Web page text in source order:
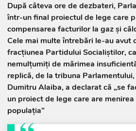
După câteva ore de dezbateri,
într-un final proiectul de lege care
compensarea facturilor la gaz și
Cele mai multe întrebări le-au avut
fracțiunea Partidului Socialiștilor,
nemulțumiți de mărimea
replică, de la tribuna
Dumitru Alaiba, a declarat că „se
un proiect de lege care are
populația”